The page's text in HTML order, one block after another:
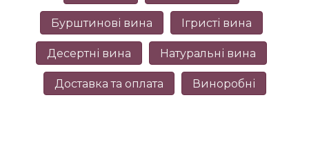
Бурштинові вина Ігристі вина
Десертні вина Натуральні вина
Доставка та оплата Виноробні